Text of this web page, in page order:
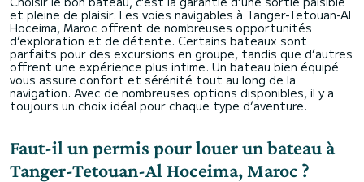
et pleine de plaisir. Les voies navigables à Tanger-Tetouan-Al
Hoceima, Maroc offrent de nombreuses opportunités
d’exploration et de détente. Certains bateaux sont
parfaits pour des excursions en groupe, tandis que d’autres
offrent une expérience plus intime. Un bateau bien équipé
vous assure confort et sérénité tout au long de la
navigation. Avec de nombreuses options disponibles, il y a
toujours un choix idéal pour chaque type d’aventure.
Faut-il un permis pour louer un bateau à
Tanger-Tetouan-Al Hoceima, Maroc ?